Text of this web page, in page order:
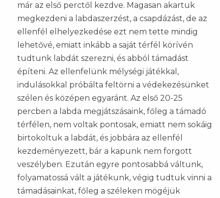
már az első perctől kezdve. Magasan akartuk
megkezdeni a labdaszerzést, a csapdázást, de az
ellenfél elhelyezkedése ezt nem tette mindig
lehetővé, emiatt inkább a saját térfél körívén
tudtunk labdát szerezni, és abból támadást
építeni. Az ellenfelünk mélységi játékkal,
indulásokkal próbálta feltörni a védekezésünket
szélen és középen egyaránt. Az első 20-25
percben a labda megjátszásaink, főleg a támadó
térfélen, nem voltak pontosak, emiatt nem sokáig
birtokoltuk a labdát, és jobbára az ellenfél
kezdeményezett, bár a kapunk nem forgott
veszélyben. Ezután egyre pontosabbá váltunk,
folyamatossá vált a játékunk, végig tudtuk vinni a
támadásainkat, főleg a széleken mögéjük